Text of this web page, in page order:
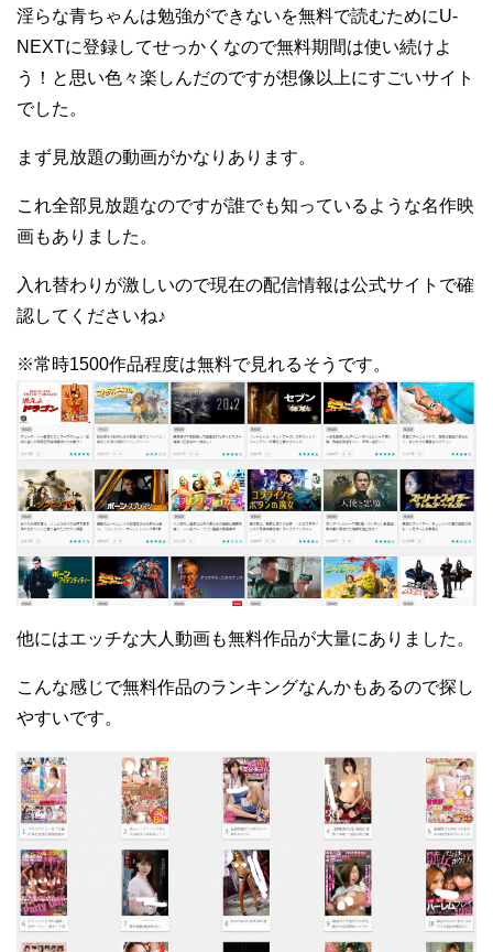
淫らな青ちゃんは勉強ができないを無料で読むためにU-
NEXTに登録してせっかくなので無料期間は使い続けよ
う！と思い色々楽しんだのですが想像以上にすごいサイト
でした。
まず見放題の動画がかなりあります。
これ全部見放題なのですが誰でも知っているような名作映
画もありました。
入れ替わりが激しいので現在の配信情報は公式サイトで確
認してくださいね♪
※常時1500作品程度は無料で見れるそうです。
他にはエッチな大人動画も無料作品が大量にありました。
こんな感じで無料作品のランキングなんかもあるので探し
やすいです。